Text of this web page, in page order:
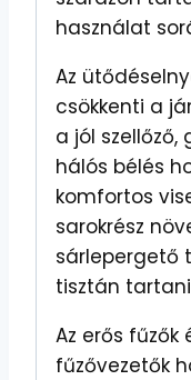
használat
Az
csökkenti a
a jól szellőző,
hálós bélés
komfortos
sarokrész
sárlepergető
tisztán
Az erős
fűzővezetők